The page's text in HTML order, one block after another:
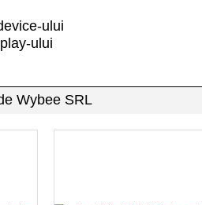
ului
ului
Wybee SRL